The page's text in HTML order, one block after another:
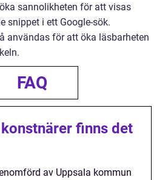
sannolikheten för att visas
snippet i ett Google-sök.
användas för att öka läsbarheten
FAQ
finns det
av Uppsala kommun